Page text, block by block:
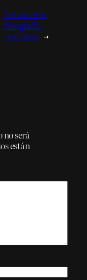
Luxinterna,
fotografía
nocturna →
será
están